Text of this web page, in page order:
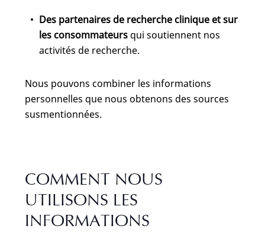
Des partenaires de recherche clinique et sur
les consommateurs qui soutiennent nos
activités de recherche.
Nous pouvons combiner les informations
personnelles que nous obtenons des sources
susmentionnées.
COMMENT NOUS
UTILISONS LES
INFORMATIONS